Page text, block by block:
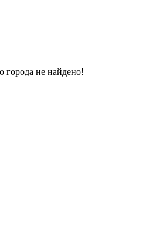
города не найдено!